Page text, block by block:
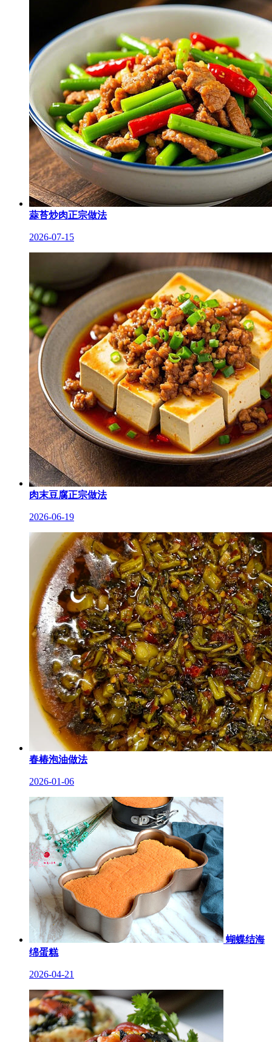
蒜苔炒肉正宗做法
2026-07-15
肉末豆腐正宗做法
2026-06-19
春椿泡油做法
2026-01-06
蝴蝶结海
绵蛋糕
2026-04-21